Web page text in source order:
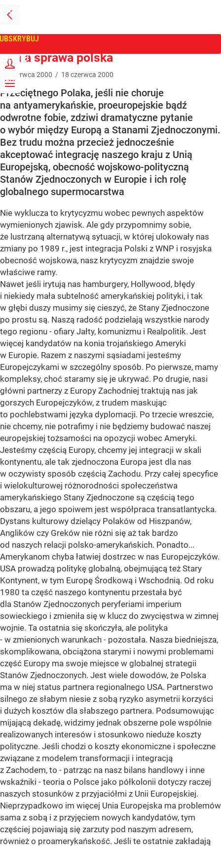
PRZEJDŹ
NA
GŁÓWNĄ
ZALOGUJ
MENU
Tygodnik Wprost
Koń a sprawa polska
czerwca 2000 / 18 czerwca 2000
Przeciętnego Polaka, jeśli nie choruje
na antyamerykańskie, proeuropejskie bądź
odwrotne fobie, zdziwi dramatyczne pytanie
o wybór między Europą a Stanami Zjednoczonymi.
Bez trudu można przecież jednocześnie
akceptować integrację naszego kraju z Unią
Europejską, obecność wojskowo-polityczną
Stanów Zjednoczonych w Europie i ich rolę
globalnego supermocarstwa
Nie wyklucza to krytycyzmu wobec pewnych aspektów
wymienionych zjawisk. Ale gdy przypomnimy sobie,
że lustrzaną alternatywą sytuacji, w której ulokowały nas
zmiany po 1989 r., jest integracja Polski z WNP i rosyjska
obecność wojskowa, nasz krytycyzm znajdzie swoje
właściwe ramy.
Nawet jeśli irytują nas hamburgery, Hollywood, błędy
i niekiedy mała subtelność amerykańskiej polityki, i tak
w głębi duszy musimy się cieszyć, że Stany Zjednoczone
po prostu są. Naszą radość podzielają wszystkie narody
tego regionu - ofiary Jałty, komunizmu i Realpolitik. Jest
więcej kandydatów na konia trojańskiego Ameryki
w Europie. Razem z naszymi sąsiadami jesteśmy
Europejczykami w szczególny sposób. Po pierwsze, mamy
kompleksy, choć staramy się je ukrywać. Po drugie, nasi
główni partnerzy z Europy Zachodniej traktują nas jak
gorszych Europejczyków, z trudem maskując
to pochlebstwami języka dyplomacji. Po trzecie wreszcie,
nie chcemy, nie potrafimy i nie będziemy budować naszej
europejskiej tożsamości na opozycji wobec Ameryki.
Jesteśmy częścią Europy, chcemy jej integracji w skali
kontynentu, ale tak zjednoczona Europa jest dla nas
w oczywisty sposób częścią Zachodu. Przy całej specyfice
i wielokulturowej różnorodności społeczeństwa
amerykańskiego Stany Zjednoczone są częścią tego
obszaru, a jego spoiwem jest współpraca transatlantycka.
Dystans kulturowy dzielący Polaków od Hiszpanów,
Anglików czy Greków nie różni się aż tak bardzo
od naszych relacji polsko-amerykańskich. Ponadto...
Amerykanom chyba łatwiej dostrzec w nas Europejczyków.
USA prowadzą politykę globalną, obejmującą też Stary
Kontynent, w tym Europę Środkową i Wschodnią. Od roku
1980 ta część naszego kontynentu przestała być
dla Stanów Zjednoczonych peryferiami imperium
sowieckiego i zmieniła się w klucz do zwycięstwa w zimnej
wojnie. Ta ostatnia się skończyła, ale polityka
- w zmienionych warunkach - pozostała. Nasza biedniejsza,
skomplikowana, obciążona starymi i nowymi problemami
część Europy ma swoje miejsce w globalnej strategii
Stanów Zjednoczonych. Jest wiele dowodów, że Polska
ma w niej status partnera regionalnego USA. Partnerstwo
silnego ze słabym niesie z sobą ryzyko asymetrii korzyści
i dużych kosztów dla słabszego partnera. Podsumowując
mijającą dekadę, widzimy jednak obszerne pole wspólnie
realizowanych interesów i stosunkowo nieduże koszty
polityczne. Jeśli chodzi o koszty ekonomiczne i społeczne
związane z modelem transformacji i integracją
z Zachodem, to - patrząc na nasz bilans handlowy i inne
wskaźniki - teoria o Polsce jako półkolonii dotyczy raczej
naszych stosunków z przyjaciółmi z Unii Europejskiej.
Nieprzypadkowo im więcej Unia Europejska ma problemów
sama z sobą i z przyjęciem nowych kandydatów, tym
częściej pojawiają się zarzuty pod naszym adresem,
również o proamerykańskość. Jeśli te ostatnie zakładają